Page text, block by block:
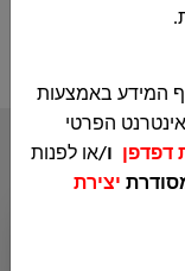
.
המידע באמצעות
הפרטי
דפדפן ו/או לפנות
יצירת